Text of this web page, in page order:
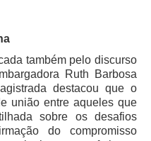
Turma 2026
Turma - 2026
3ª Turma 2026
Pleno e Especializadas 2026
também pelo discurso
Ruth Barbosa
destacou que o
união entre aqueles que
sobre os desafios
do compromisso